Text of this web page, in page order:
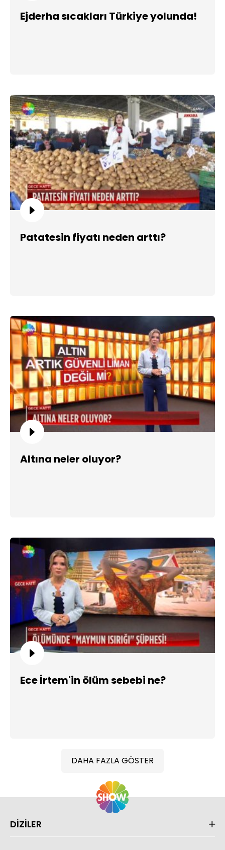
Ejderha sıcakları Türkiye yolunda!
Patatesin fiyatı neden arttı?
Altına neler oluyor?
Ece İrtem'in ölüm sebebi ne?
DAHA FAZLA GÖSTER
DİZİLER